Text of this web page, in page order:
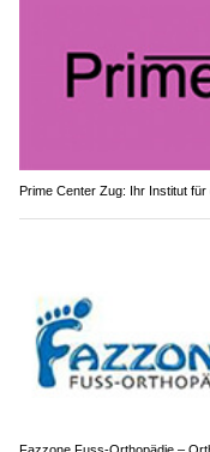
Prime Center Zug: Ihr Institut